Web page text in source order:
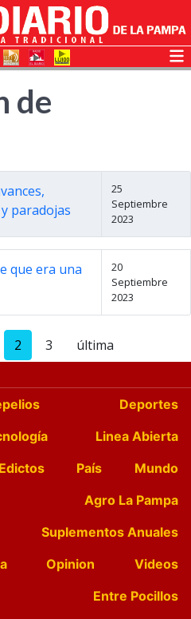
de
paradojas
25
Septiembre
2023
que era una
20
Septiembre
2023
2 3 última
Deportes
Linea Abierta
Edictos País
Mundo
Agro La Pampa
Suplementos Anuales
Opinion
Videos
Entre Pocillos